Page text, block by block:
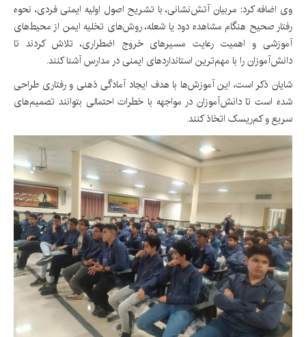
وی اضافه کرد: مربیان آتش‌نشانی، با تشریح اصول اولیه ایمنی فردی، نحوه
رفتار صحیح هنگام مشاهده دود یا شعله، روش‌های تخلیه ایمن از محیط‌های
آموزشی و اهمیت رعایت مسیرهای خروج اضطراری، تلاش کردند تا
دانش‌آموزان را با مهم‌ترین استانداردهای ایمنی در مدارس آشنا کنند.
شایان ذکر است، این آموزش‌ها با هدف ایجاد آمادگی ذهنی و رفتاری طراحی
شده است تا دانش‌آموزان در مواجهه با خطرات احتمالی بتوانند تصمیم‌های
سریع و کم‌ریسک اتخاذ کنند.